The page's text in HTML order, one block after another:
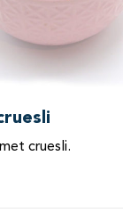
cruesli.